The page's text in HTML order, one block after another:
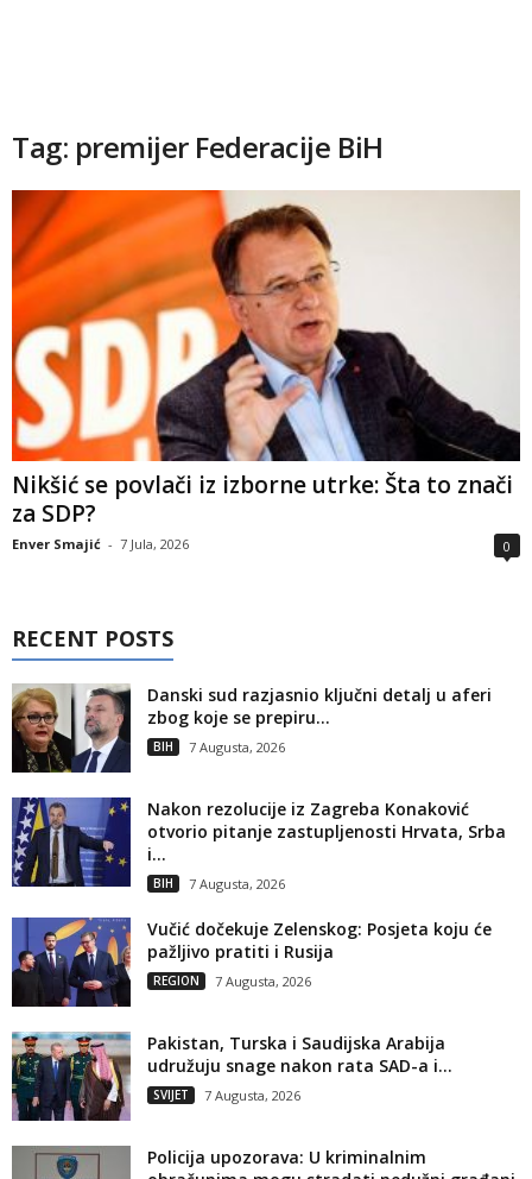
Tag: premijer Federacije BiH
Nikšić se povlači iz izborne utrke: Šta to znači
za SDP?
Enver Smajić - 7 Jula, 2026 0
RECENT POSTS
Danski sud razjasnio ključni detalj u aferi
zbog koje se prepiru...
BIH 7 Augusta, 2026
Nakon rezolucije iz Zagreba Konaković
otvorio pitanje zastupljenosti Hrvata, Srba
i...
BIH 7 Augusta, 2026
Vučić dočekuje Zelenskog: Posjeta koju će
pažljivo pratiti i Rusija
REGION 7 Augusta, 2026
Pakistan, Turska i Saudijska Arabija
udružuju snage nakon rata SAD-a i...
SVIJET 7 Augusta, 2026
Policija upozorava: U kriminalnim